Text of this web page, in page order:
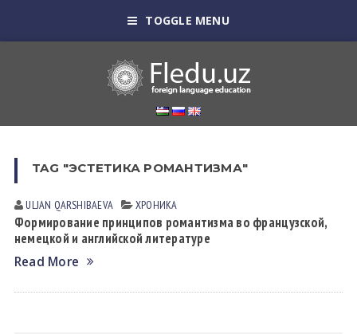
TOGGLE MENU
TAG "ЭСТЕТИКА РОМАНТИЗМА"
ULJAN QАRSHIBАEVА ХРОНИКА
Формирование принципов романтизма во французской,
немецкой и английской литературе
Read More